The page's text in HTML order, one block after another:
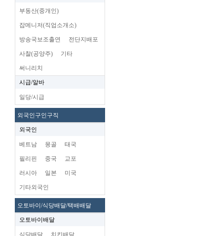
부동산(중개인)
잡메니저(직업소개소)
방송국보조출연 전단지배포
사찰(공양주) 기타
써니리치
시급/알바
일당/시급
외국인구인구직
외국인
베트남 몽골 태국
필리핀 중국 교포
러시아 일본 미국
기타외국인
오토바이/식당배달/택배배달
오토바이배달
식당배달 치킨배달